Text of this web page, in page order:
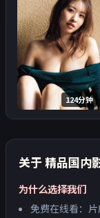
124分钟
关于精品国内
为什么选择我们
免费在线看：片